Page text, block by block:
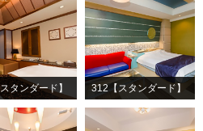
タンダード】 312【スタンダード】